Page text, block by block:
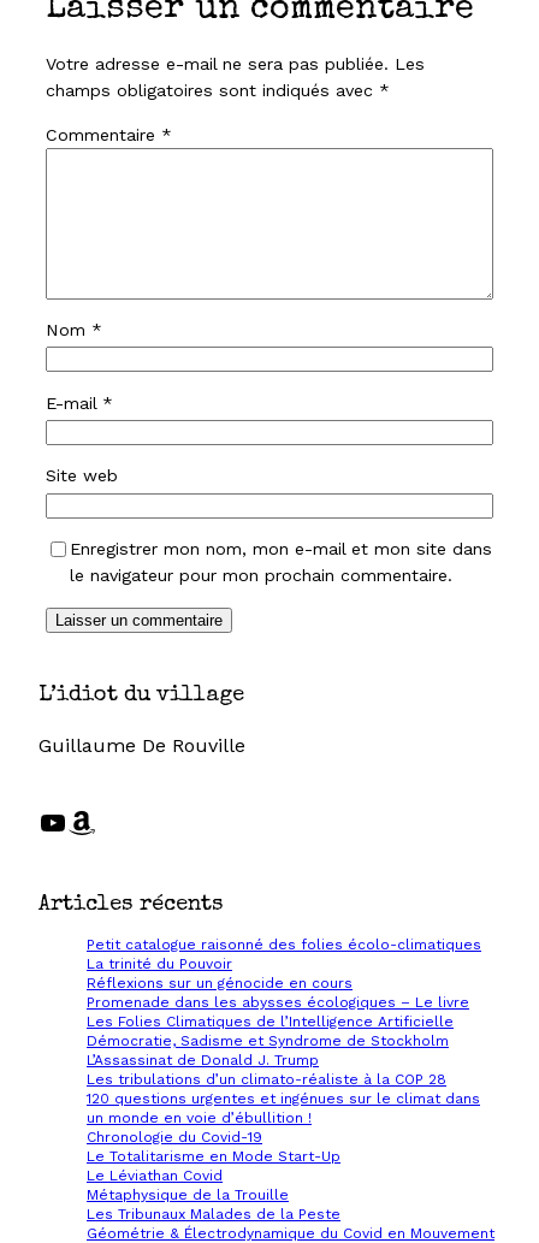
Laisser un commentaire
Votre adresse e-mail ne sera pas publiée. Les
champs obligatoires sont indiqués avec *
Commentaire *
Nom *
E-mail *
Site web
Enregistrer mon nom, mon e-mail et mon site dans
le navigateur pour mon prochain commentaire.
L’idiot du village
Guillaume De Rouville
YouTube Amazon
Articles récents
Petit catalogue raisonné des folies écolo-climatiques
La trinité du Pouvoir
Réflexions sur un génocide en cours
Promenade dans les abysses écologiques – Le livre
Les Folies Climatiques de l’Intelligence Artificielle
Démocratie, Sadisme et Syndrome de Stockholm
L’Assassinat de Donald J. Trump
Les tribulations d’un climato-réaliste à la COP 28
120 questions urgentes et ingénues sur le climat dans
un monde en voie d’ébullition !
Chronologie du Covid-19
Le Totalitarisme en Mode Start-Up
Le Léviathan Covid
Métaphysique de la Trouille
Les Tribunaux Malades de la Peste
Géométrie & Électrodynamique du Covid en Mouvement